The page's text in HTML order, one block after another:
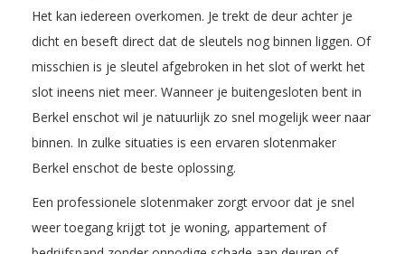
Het kan iedereen overkomen. Je trekt de deur achter je
dicht en beseft direct dat de sleutels nog binnen liggen. Of
misschien is je sleutel afgebroken in het slot of werkt het
slot ineens niet meer. Wanneer je buitengesloten bent in
Berkel enschot wil je natuurlijk zo snel mogelijk weer naar
binnen. In zulke situaties is een ervaren slotenmaker
Berkel enschot de beste oplossing.
Een professionele slotenmaker zorgt ervoor dat je snel
weer toegang krijgt tot je woning, appartement of